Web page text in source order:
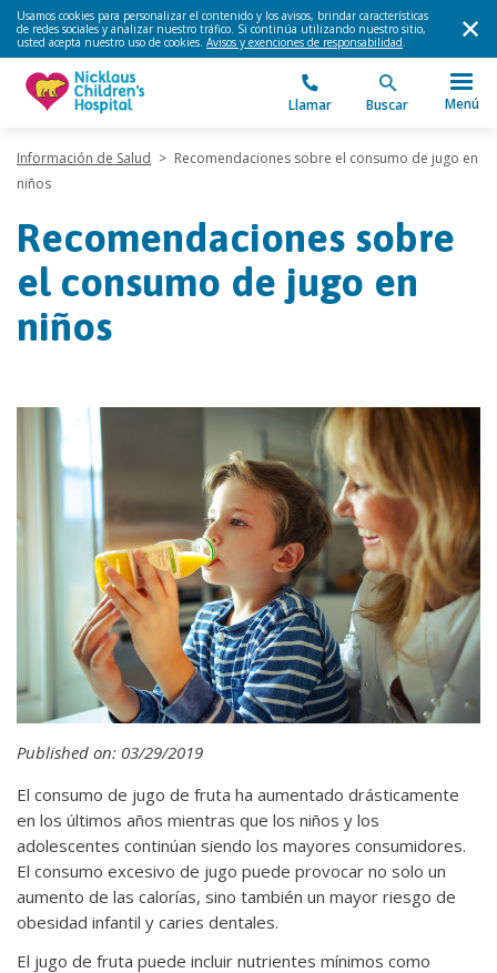
Usamos cookies para personalizar el contenido y los avisos, brindar características
de redes sociales y analizar nuestro tráfico. Si continúa utilizando nuestro sitio,
usted acepta nuestro uso de cookies. Avisos y exenciones de responsabilidad.
Llamar Buscar Menú
Información de Salud > Recomendaciones sobre el consumo de jugo en
niños
Recomendaciones sobre
el consumo de jugo en
niños
Published on: 03/29/2019
El consumo de jugo de fruta ha aumentado drásticamente
en los últimos años mientras que los niños y los
adolescentes continúan siendo los mayores consumidores.
El consumo excesivo de jugo puede provocar no solo un
aumento de las calorías, sino también un mayor riesgo de
obesidad infantil y caries dentales.
El jugo de fruta puede incluir nutrientes mínimos como